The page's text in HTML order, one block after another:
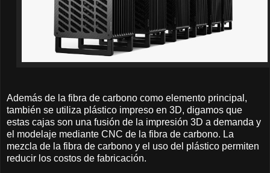
Además de la fibra de carbono como elemento principal,
también se utiliza plástico impreso en 3D, digamos que
estas cajas son una fusión de la impresión 3D a demanda y
el modelaje mediante CNC de la fibra de carbono. La
mezcla de la fibra de carbono y el uso del plástico permiten
reducir los costos de fabricación.